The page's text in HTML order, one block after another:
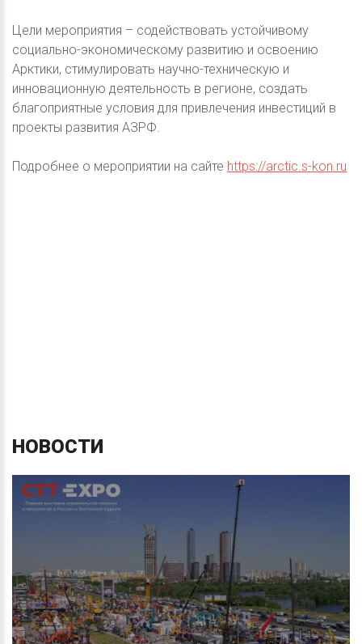
Цели мероприятия – содействовать устойчивому
социально-экономическому развитию и освоению
Арктики, стимулировать научно-техническую и
инновационную деятельность в регионе, создать
благоприятные условия для привлечения инвестиций в
проекты развития АЗРФ.
Подробнее о мероприятии на сайте https://arctic.s-kon.ru
НОВОСТИ